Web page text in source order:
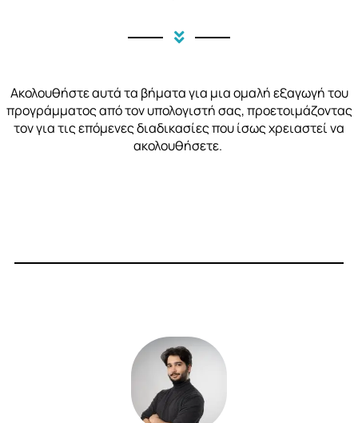
Ακολουθήστε αυτά τα βήματα για μια ομαλή εξαγωγή του
προγράμματος από τον υπολογιστή σας, προετοιμάζοντας
τον για τις επόμενες διαδικασίες που ίσως χρειαστεί να
ακολουθήσετε.